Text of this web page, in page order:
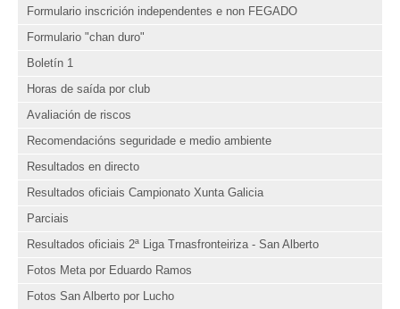
Formulario inscrición independentes e non FEGADO
Formulario "chan duro"
Boletín 1
Horas de saída por club
Avaliación de riscos
Recomendacións seguridade e medio ambiente
Resultados en directo
Resultados oficiais Campionato Xunta Galicia
Parciais
Resultados oficiais 2ª Liga Trnasfronteiriza - San Alberto
Fotos Meta por Eduardo Ramos
Fotos San Alberto por Lucho